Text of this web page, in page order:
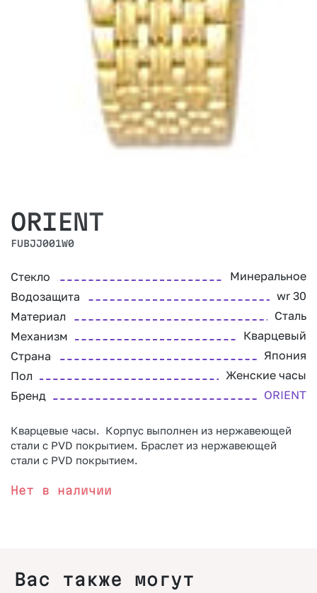
ORIENT
FUBJJ001W0
Стекло
Минеральное
Водозащита
wr 30
Материал
Сталь
Механизм
Кварцевый
Страна
Япония
Пол
Женские часы
Бренд
ORIENT
Кварцевые часы. Корпус выполнен из нержавеющей
стали с PVD покрытием. Браслет из нержавеющей
стали с PVD покрытием.
Нет в наличии
Вас также могут